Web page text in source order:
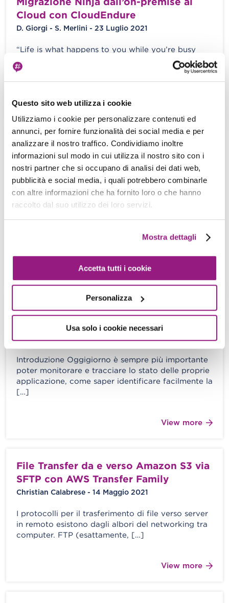
Questo sito web utilizza i cookie
Utilizziamo i cookie per personalizzare contenuti ed
annunci, per fornire funzionalità dei social media e per
analizzare il nostro traffico. Condividiamo inoltre
informazioni sul modo in cui utilizza il nostro sito con i
nostri partner che si occupano di analisi dei dati web,
pubblicità e social media, i quali potrebbero combinarle
con altre informazioni che ha fornito loro o che hanno
raccolto dal suo utilizzo dei loro servizi.
Mostra dettagli
Accetta tutti i cookie
Personalizza
Usa solo i cookie necessari
Cloud con CloudEndure
D. Giorgi - S. Merlini - 23 Luglio 2021
“Life is what happens to you while you’re busy
making other plans” scrisse John Lennon in
“Beautiful Boy”. In questo […]
Caching e long-jobs con notifiche in
tempo reale in una Web App
Serverless basata su AWS
Matteo Moroni - 09 Luglio 2021
Le infrastrutture Serverless offrono enormi
Best practices per il logging su AWS:
lo stack EKK.
Alessandro Bertini - 28 Maggio 2021
Introduzione Oggigiorno è sempre più importante
poter monitorare e tracciare lo stato delle proprie
applicazione, come saper identificare facilmente la
[…]
View more
File Transfer da e verso Amazon S3 via
SFTP con AWS Transfer Family
Christian Calabrese - 14 Maggio 2021
I protocolli per il trasferimento di file verso server
in remoto esistono dagli albori del networking tra
computer. FTP (esattamente, […]
View more